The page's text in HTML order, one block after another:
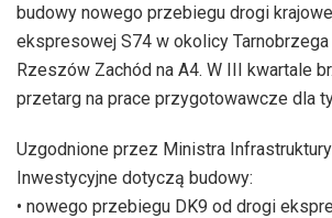
budowy nowego przebiegu drogi
ekspresowej S74 w okolicy Tarnobrzega
Rzeszów Zachód na A4. W III kwartale
przetarg na prace przygotowawcze dla
Uzgodnione przez Ministra
Inwestycyjne dotyczą budowy:
• nowego przebiegu DK9 od drogi